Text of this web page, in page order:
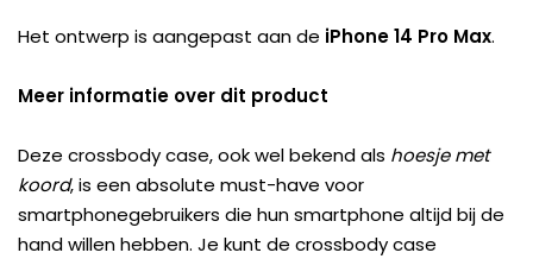
Het ontwerp is aangepast aan de iPhone 14 Pro Max.
Meer informatie over dit product
Deze crossbody case, ook wel bekend als hoesje met
koord, is een absolute must-have voor
smartphonegebruikers die hun smartphone altijd bij de
hand willen hebben. Je kunt de crossbody case